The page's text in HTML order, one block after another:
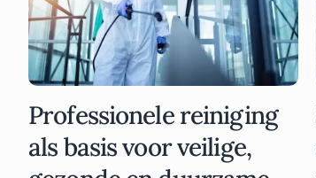
Professionele reiniging
als basis voor veilige,